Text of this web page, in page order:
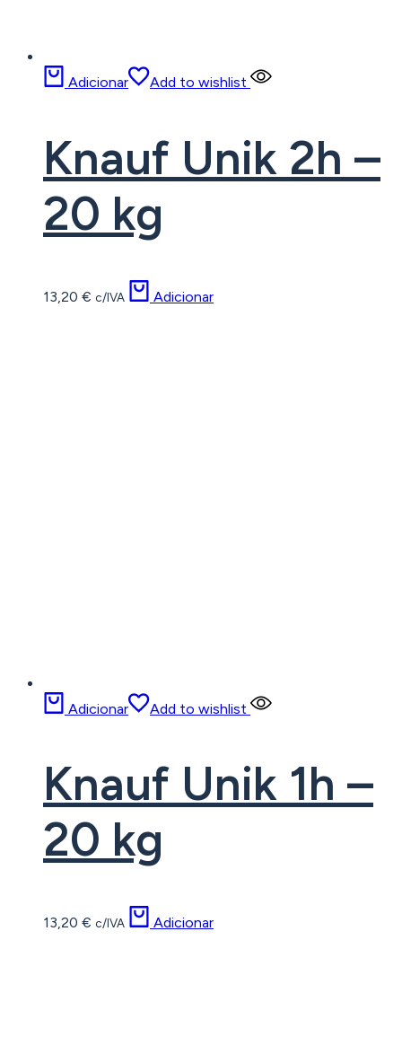
Adicionar Add to wishlist
Knauf Unik 2h –
20 kg
13,20 € c/IVA Adicionar
Adicionar Add to wishlist
Knauf Unik 1h –
20 kg
13,20 € c/IVA Adicionar